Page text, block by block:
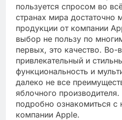
пользуется спросом во
странах мира достаточно
продукции от компании
выбор не пользу по
первых, это качество. Во-
привлекательный и
функциональность и
далеко не все
яблочного
подробно ознакомиться с
компании Apple.